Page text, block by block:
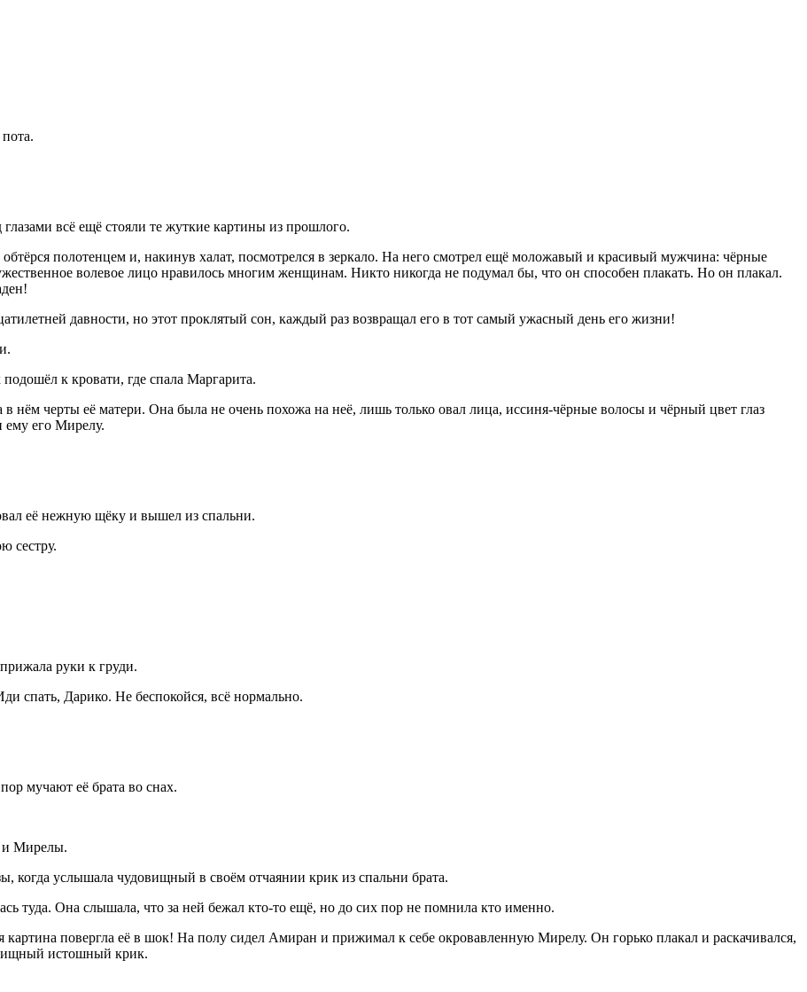
всё ещё стояли те жуткие картины из прошлого.
полотенцем и, накинув халат, посмотрелся в зеркало. На него смотрел ещё моложавый и красивый мужчина: чёрные
волевое лицо нравилось многим женщинам. Никто никогда не подумал бы, что он способен плакать. Но он плакал.
илетней давности, но этот проклятый сон, каждый раз возвращал его в тот самый ужасный день его жизни!
к кровати, где спала Маргарита.
черты её матери. Она была не очень похожа на неё, лишь только овал лица, иссиня-чёрные волосы и чёрный цвет глаз
его Мирелу.
её нежную щёку и вышел из спальни.
сестру.
руки к груди.
Дарико. Не беспокойся, всё нормально.
мучают её брата во снах.
и Мирелы.
когда услышала чудовищный в своём отчаянии крик из спальни брата.
туда. Она слышала, что за ней бежал кто-то ещё, но до сих пор не помнила кто именно.
картина повергла её в шок! На полу сидел Амиран и прижимал к себе окровавленную Мирелу. Он горько плакал и раскачивался,
истошный крик.